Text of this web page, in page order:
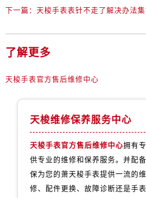
下一篇： 天梭手表表针不走了解决办法
了解更多
天梭手表官方售后维修中心
天梭维修保养服务中心
天梭手表官方售后维修中心拥有
供专业的维修和保养服务。并配
保为您的萧天梭手表提供一流的
修、配件更换、故障诊断还是手